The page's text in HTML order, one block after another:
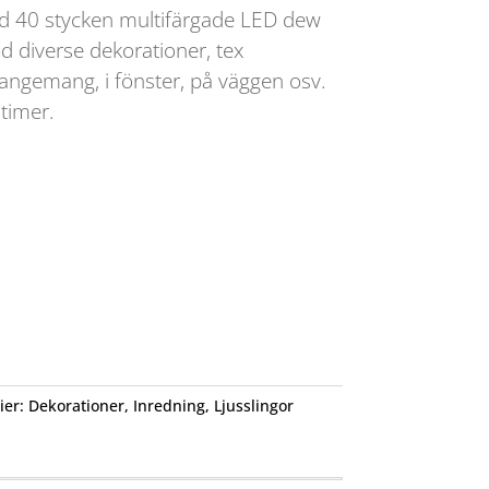
40 stycken multifärgade LED dew
diverse dekorationer, tex
i fönster, på väggen osv.
Dekorationer, Inredning, Ljusslingor